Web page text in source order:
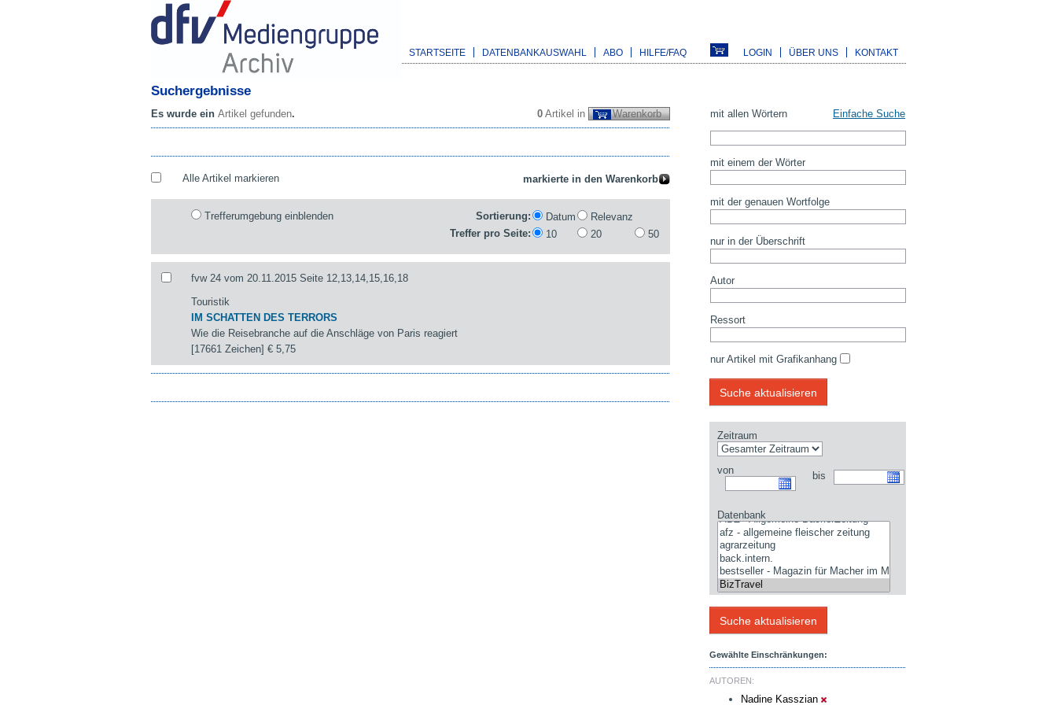
STARTSEITE DATENBANKAUSWAHL ABO HILFE/FAQ LOGIN ÜBER UNS KONTAKT
Suchergebnisse
0 Artikel in Warenkorb
Es wurde ein Artikel gefunden.
Alle Artikel markieren
Trefferumgebung einblenden Sortierung: Datum
Relevanz
Treffer pro Seite:
10 20 50
fvw 24 vom 20.11.2015 Seite 12,13,14,15,16,18
Touristik
IM SCHATTEN DES TERRORS
Wie die Reisebranche auf die Anschläge von Paris reagiert
[17661 Zeichen]€ 5,75
mit allen Wörtern Einfache Suche
mit einem der Wörter
mit der genauen Wortfolge
nur in der Überschrift
Autor
Ressort
nur Artikel mit Grafikanhang
Zeitraum
von bis
Datenbank
Gewählte Einschränkungen:
AUTOREN:
Nadine Kasszian